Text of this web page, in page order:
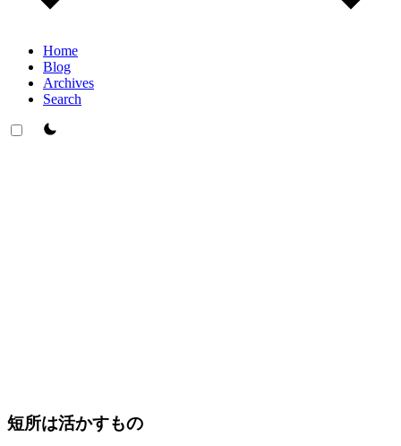
Home
Blog
Archives
Search
theme switcher
短所は活かすもの